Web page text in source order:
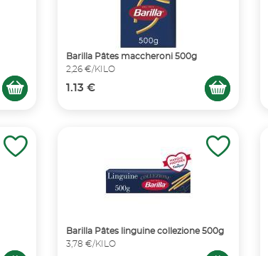
Barilla Pâtes maccheroni 500g
2,26 €/KILO
1.13 €
Barilla Pâtes linguine collezione 500g
3,78 €/KILO